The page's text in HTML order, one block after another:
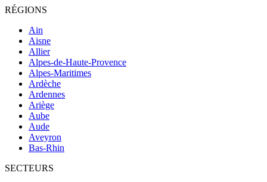
RÉGIONS
Ain
Aisne
Allier
Alpes-de-Haute-Provence
Alpes-Maritimes
Ardèche
Ardennes
Ariège
Aube
Aude
Aveyron
Bas-Rhin
SECTEURS